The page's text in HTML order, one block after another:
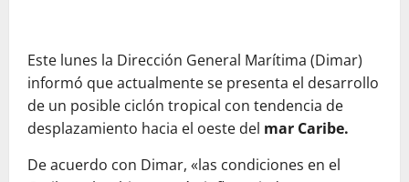
Este lunes la Dirección General Marítima (Dimar)
informó que actualmente se presenta el desarrollo
de un posible ciclón tropical con tendencia de
desplazamiento hacia el oeste del mar Caribe.
De acuerdo con Dimar, «las condiciones en el